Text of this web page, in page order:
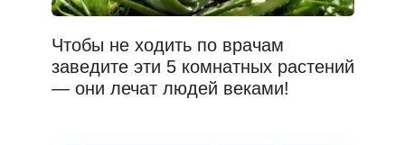
Чтобы не ходить по врачам
заведите эти 5 комнатных растений
— они лечат людей веками!